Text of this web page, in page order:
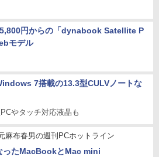
円からの「dynabook Satellite P
モデル
7搭載の13.3型CULVノートな
やタッチ対応液晶も
麻布春男の週刊PCホットライン
ったMacBookとMac mini